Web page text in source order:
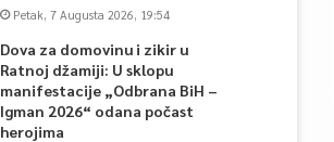
Petak, 7 Augusta 2026, 19:54
Dova za domovinu i zikir u
Ratnoj džamiji: U sklopu
manifestacije „Odbrana BiH –
Igman 2026“ odana počast
herojima